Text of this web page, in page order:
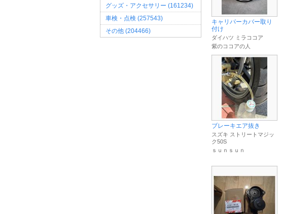
グッズ・アクセサリー (161234)
車検・点検 (257543)
その他 (204466)
キャリパーカバー取り
付け
ダイハツ ミラココア
紫のココアの人
ブレーキエア抜き
スズキ ストリートマジッ
ク50S
ｓｕｎｓｕｎ